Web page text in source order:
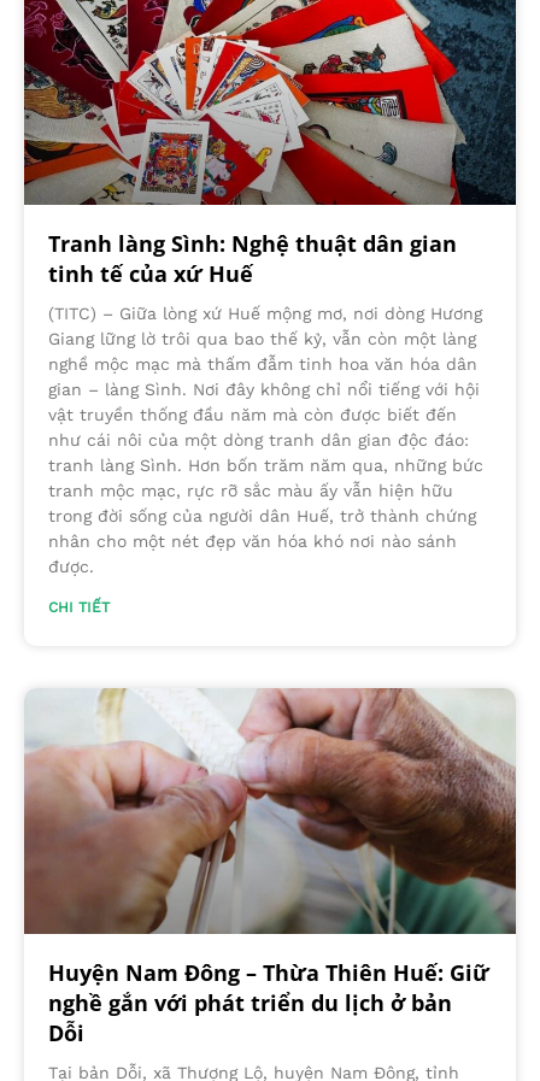
Tranh làng Sình: Nghệ thuật dân gian
tinh tế của xứ Huế
(TITC) – Giữa lòng xứ Huế mộng mơ, nơi dòng Hương
Giang lững lờ trôi qua bao thế kỷ, vẫn còn một làng
nghề mộc mạc mà thấm đẫm tinh hoa văn hóa dân
gian – làng Sình. Nơi đây không chỉ nổi tiếng với hội
vật truyền thống đầu năm mà còn được biết đến
như cái nôi của một dòng tranh dân gian độc đáo:
tranh làng Sình. Hơn bốn trăm năm qua, những bức
tranh mộc mạc, rực rỡ sắc màu ấy vẫn hiện hữu
trong đời sống của người dân Huế, trở thành chứng
nhân cho một nét đẹp văn hóa khó nơi nào sánh
được.
CHI TIẾT
Huyện Nam Đông – Thừa Thiên Huế: Giữ
nghề gắn với phát triển du lịch ở bản
Dỗi
Tại bản Dỗi, xã Thượng Lộ, huyện Nam Đông, tỉnh